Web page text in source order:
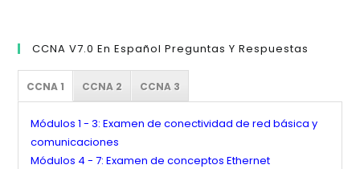
CCNA V7.0 En Español Preguntas Y Respuestas
CCNA 1 CCNA 2 CCNA 3
Módulos 1 - 3: Examen de conectividad de red básica y
comunicaciones
Módulos 4 - 7: Examen de conceptos Ethernet